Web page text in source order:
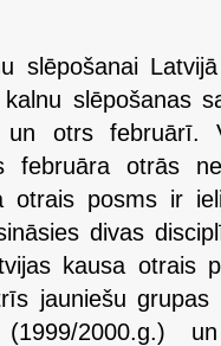
slēpošanai
slēpošanas
otrs februārī.
februāra otrās
otrais posms ir
divas
kausa otrais
jauniešu
2000.g.)